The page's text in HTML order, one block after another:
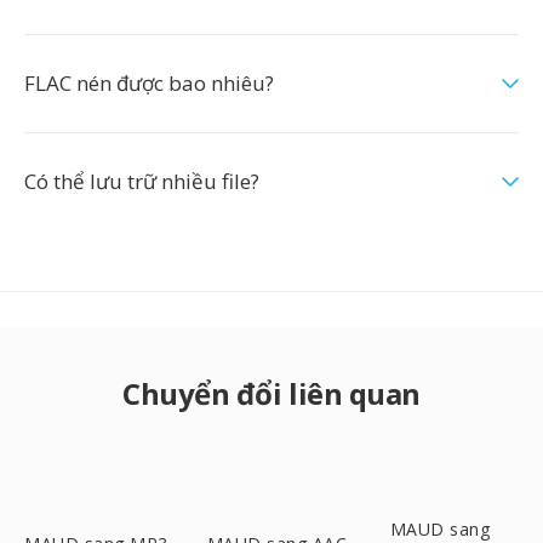
FLAC nén được bao nhiêu?
Có thể lưu trữ nhiều file?
Chuyển đổi liên quan
MAUD sang